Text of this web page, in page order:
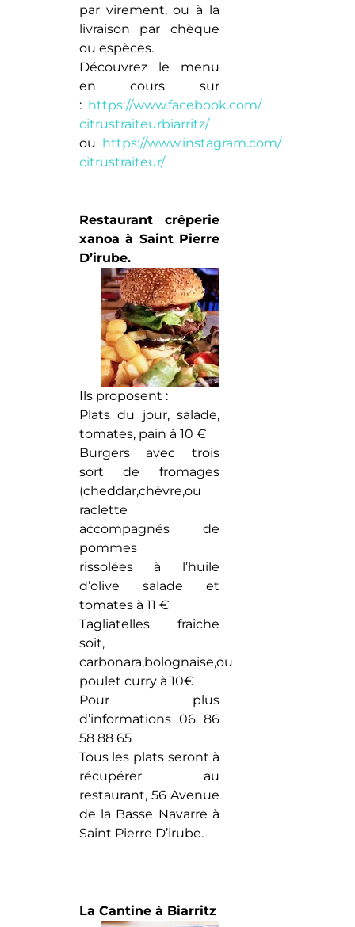
par virement, ou à la
livraison par chèque
ou espèces.
Découvrez le menu
en cours sur
: https://www.facebook.com/
citrustraiteurbiarritz/
ou https://www.instagram.com/
citrustraiteur/
Restaurant crêperie
xanoa à Saint Pierre
D’irube.
Ils proposent :
Plats du jour, salade,
tomates, pain à 10 €
Burgers avec trois
sort de fromages
(cheddar,chèvre,ou
raclette
accompagnés de
pommes
rissolées à l’huile
d’olive salade et
tomates à 11 €
Tagliatelles fraîche
soit,
carbonara,bolognaise,ou
poulet curry à 10€
Pour plus
d’informations 06 86
58 88 65
Tous les plats seront à
récupérer au
restaurant, 56 Avenue
de la Basse Navarre à
Saint Pierre D’irube.
La Cantine à Biarritz